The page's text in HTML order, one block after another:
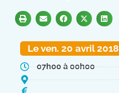
Le ven. 20 avril 2018
07h00 à 00h00